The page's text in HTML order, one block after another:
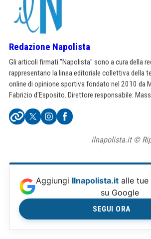
Redazione Napolista
Gli articoli firmati "Napolista" sono a cura della
rappresentano la linea editoriale collettiva della
online di opinione sportiva fondato nel 2010 da
Fabrizio d'Esposito. Direttore responsabile:
ilnapolista.it ©
Aggiungi Ilnapolista.it alle
su Google
SEGUI ORA